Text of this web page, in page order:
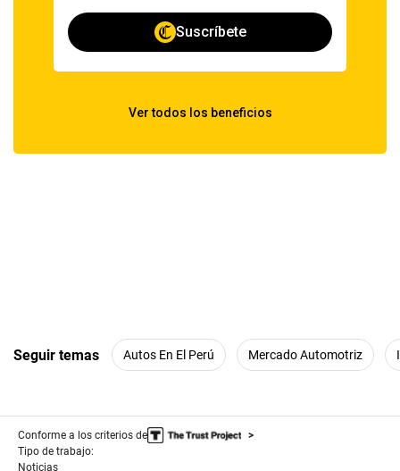
Seguir temas Autos En El Perú Mercado Automotriz
Conforme a los criterios de
Tipo de trabajo:
Noticias